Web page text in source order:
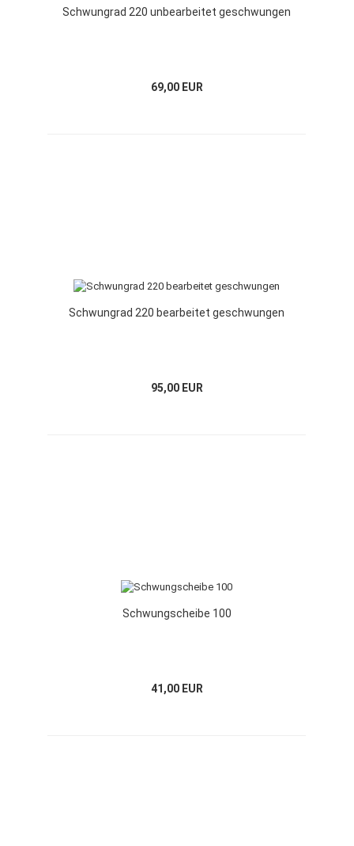
Schwungrad 220 unbearbeitet geschwungen
69,00 EUR
Schwungrad 220 bearbeitet geschwungen
95,00 EUR
Schwungscheibe 100
41,00 EUR